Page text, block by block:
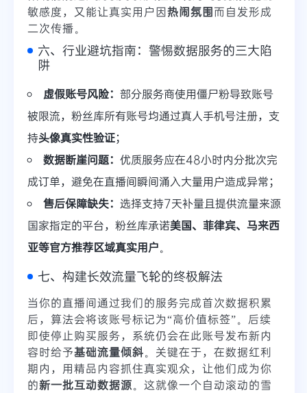
敏感度，又能让真实用户因热闹氛围而自发形成
二次传播。
六、行业避坑指南：警惕数据服务的三大陷
阱
虚假账号风险： 部分服务商使用僵尸粉导致账号
被限流，粉丝库所有账号均通过真人手机号注册，支
持头像真实性验证；
数据断崖问题： 优质服务应在48小时内分批次完
成订单，避免在直播间瞬间涌入大量用户造成异常；
售后保障缺失： 选择支持7天补量且提供流量来源
国家指定的平台，粉丝库承诺美国、菲律宾、马来西
亚等官方推荐区域真实用户。
七、构建长效流量飞轮的终极解法
当你的直播间通过我们的服务完成首次数据积累
后，算法会将该账号标记为“高价值标签”。后续
即使停止购买服务，系统仍会在此账号发布新内
容时给予基础流量倾斜。关键在于，在数据红利
期内，用精品内容抓住真实观众，让他们成为你
的新一批互动数据源。这就像一个自动滚动的雪